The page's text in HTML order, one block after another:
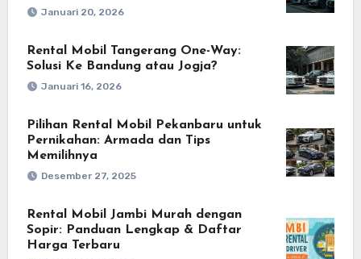
Januari 20, 2026
Rental Mobil Tangerang One-Way:
Solusi Ke Bandung atau Jogja?
Januari 16, 2026
Pilihan Rental Mobil Pekanbaru untuk
Pernikahan: Armada dan Tips
Memilihnya
Desember 27, 2025
Rental Mobil Jambi Murah dengan
Sopir: Panduan Lengkap & Daftar
Harga Terbaru